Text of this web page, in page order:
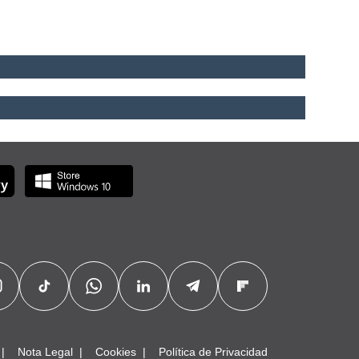
Nota Legal Cookies Política de Privacidad